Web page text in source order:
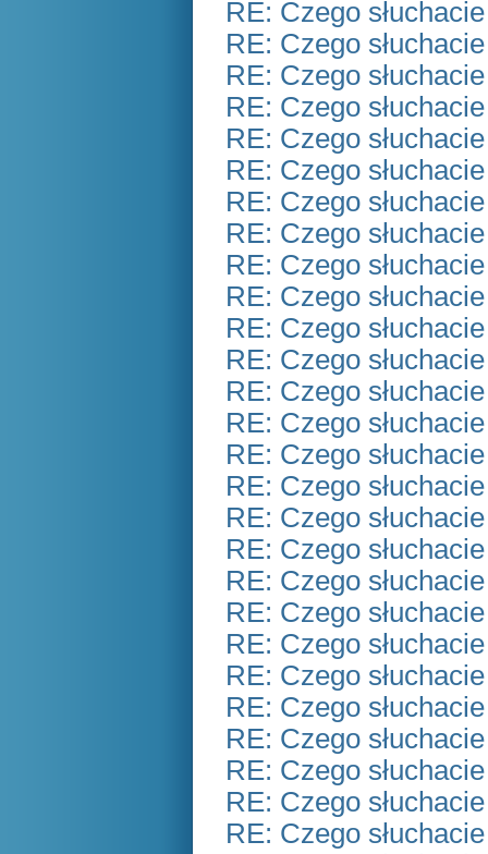
RE: Czego
RE: Czego
RE: Czego
RE: Czego
RE: Czego
RE: Czego
RE: Czego
RE: Czego
RE: Czego
RE: Czego
RE: Czego
RE: Czego
RE: Czego
RE: Czego
RE: Czego
RE: Czego
RE: Czego
RE: Czego
RE: Czego
RE: Czego
RE: Czego
RE: Czego
RE: Czego
RE: Czego
RE: Czego
RE: Czego
RE: Czego